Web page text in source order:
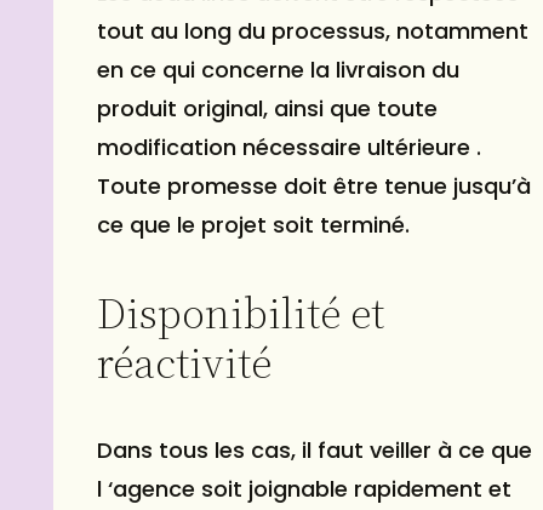
tout au long du processus, notamment
en ce qui concerne la livraison du
produit original, ainsi que toute
modification nécessaire ultérieure .
Toute promesse doit être tenue jusqu’à
ce que le projet soit terminé.
Disponibilité et
réactivité
Dans tous les cas, il faut veiller à ce que
l ‘agence soit joignable rapidement et